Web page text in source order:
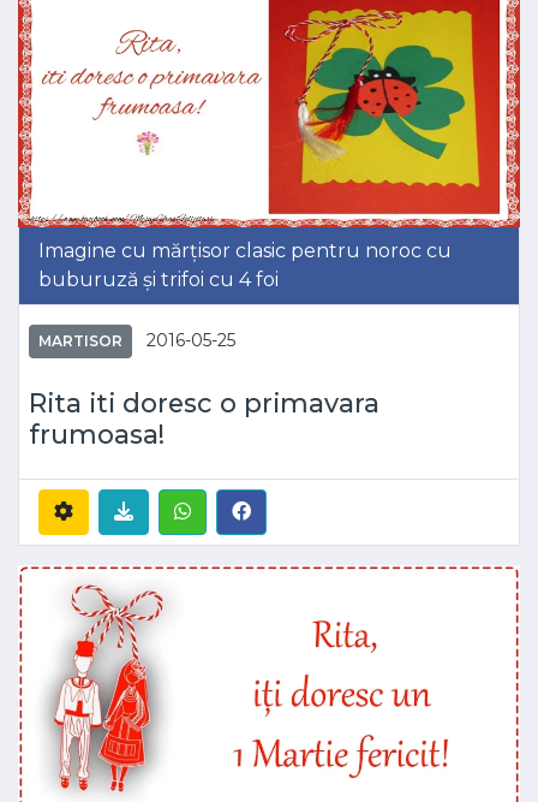
Imagine cu mărțisor clasic pentru noroc cu
buburuză și trifoi cu 4 foi
MARTISOR 2016-05-25
Rita iti doresc o primavara
frumoasa!